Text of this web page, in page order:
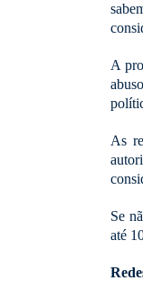
A
As
Se
até